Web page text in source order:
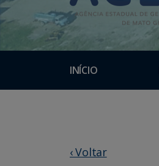
INÍCIO
‹ Voltar